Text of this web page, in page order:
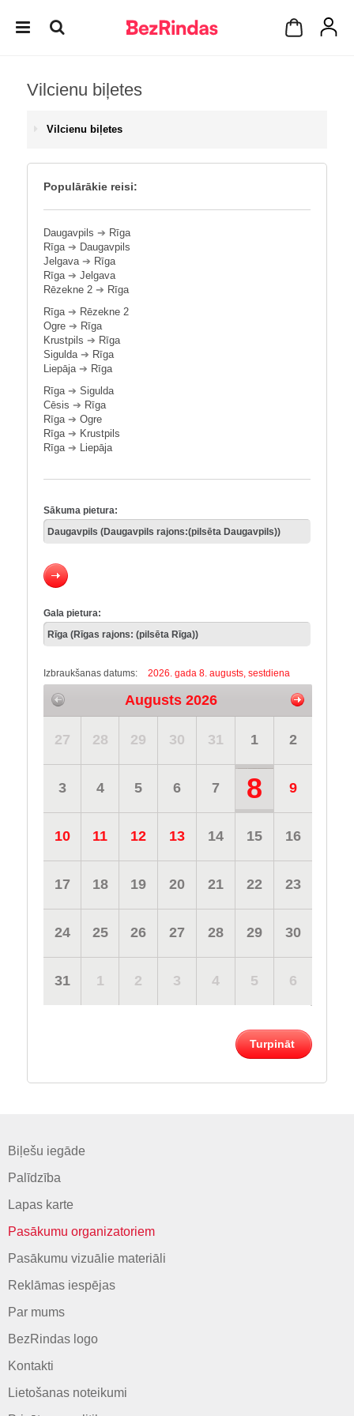
Vilcienu biļetes
Vilcienu biļetes
Populārākie reisi:
Daugavpils ➔ Rīga
Rīga➔ Daugavpils
Jelgava➔ Rīga
Rīga➔ Jelgava
Rēzekne 2 ➔ Rīga
Rīga➔ Rēzekne 2
Ogre ➔ Rīga
Krustpils ➔ Rīga
Sigulda➔ Rīga
Liepāja➔ Rīga
Rīga➔ Sigulda
Cēsis ➔ Rīga
Rīga➔ Ogre
Rīga➔ Krustpils
Rīga➔ Liepāja
Sākuma pietura:
Gala pietura:
Izbraukšanas datums: 2026. gada 8. augusts, sestdiena
Augusts 2026
27 28 29 30 31 1 2
3 4 5 6 7 8 9
10 11 12 13 14 15 16
17 18 19 20 21 22 23
24 25 26 27 28 29 30
31 1 2 3 4 5 6
Turpināt
Biļešu iegāde
Palīdzība
Lapas karte
Pasākumu organizatoriem
Pasākumu vizuālie materiāli
Reklāmas iespējas
Par mums
BezRindas logo
Kontakti
Lietošanas noteikumi